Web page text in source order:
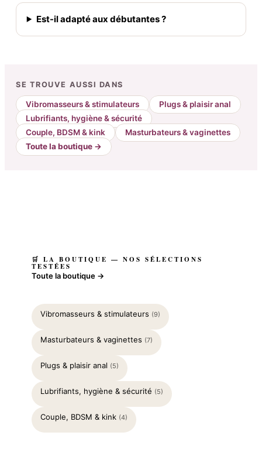
Est-il adapté aux débutantes ?
SE TROUVE AUSSI DANS
Vibromasseurs & stimulateurs
Plugs & plaisir anal
Lubrifiants, hygiène & sécurité
Couple, BDSM & kink
Masturbateurs & vaginettes
Toute la boutique →
🛒 LA BOUTIQUE — NOS SÉLECTIONS
TESTÉES
Toute la boutique →
Vibromasseurs & stimulateurs (9)
Masturbateurs & vaginettes (7)
Plugs & plaisir anal (5)
Lubrifiants, hygiène & sécurité (5)
Couple, BDSM & kink (4)